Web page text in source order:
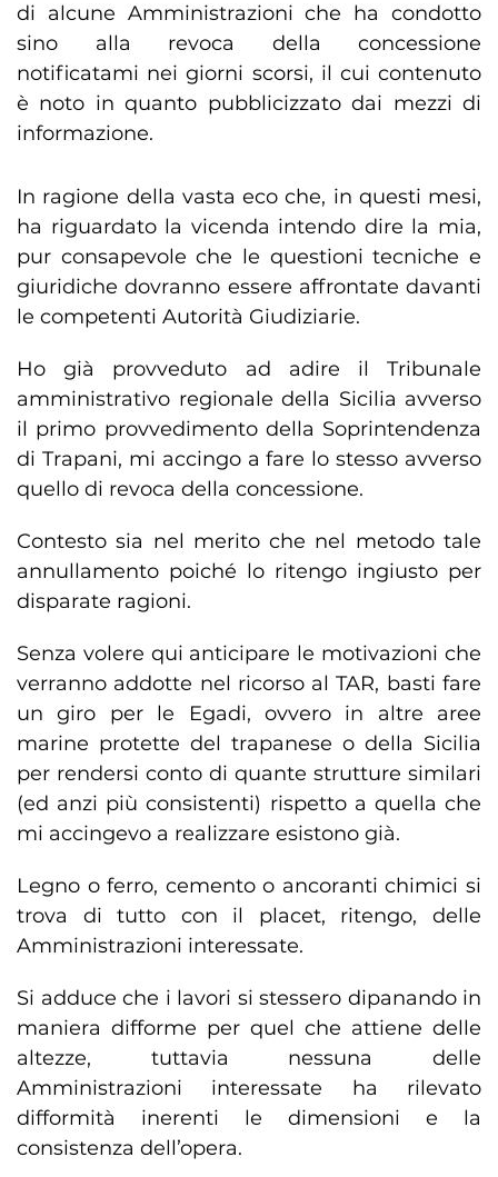
di alcune Amministrazioni che ha condotto
sino alla revoca della concessione
notificatami nei giorni scorsi, il cui contenuto
è noto in quanto pubblicizzato dai mezzi di
informazione.
In ragione della vasta eco che, in questi mesi,
ha riguardato la vicenda intendo dire la mia,
pur consapevole che le questioni tecniche e
giuridiche dovranno essere affrontate davanti
le competenti Autorità Giudiziarie.
Ho già provveduto ad adire il Tribunale
amministrativo regionale della Sicilia avverso
il primo provvedimento della Soprintendenza
di Trapani, mi accingo a fare lo stesso avverso
quello di revoca della concessione.
Contesto sia nel merito che nel metodo tale
annullamento poiché lo ritengo ingiusto per
disparate ragioni.
Senza volere qui anticipare le motivazioni che
verranno addotte nel ricorso al TAR, basti fare
un giro per le Egadi, ovvero in altre aree
marine protette del trapanese o della Sicilia
per rendersi conto di quante strutture similari
(ed anzi più consistenti) rispetto a quella che
mi accingevo a realizzare esistono già.
Legno o ferro, cemento o ancoranti chimici si
trova di tutto con il placet, ritengo, delle
Amministrazioni interessate.
Si adduce che i lavori si stessero dipanando in
maniera difforme per quel che attiene delle
altezze, tuttavia nessuna delle
Amministrazioni interessate ha rilevato
difformità inerenti le dimensioni e la
consistenza dell’opera.